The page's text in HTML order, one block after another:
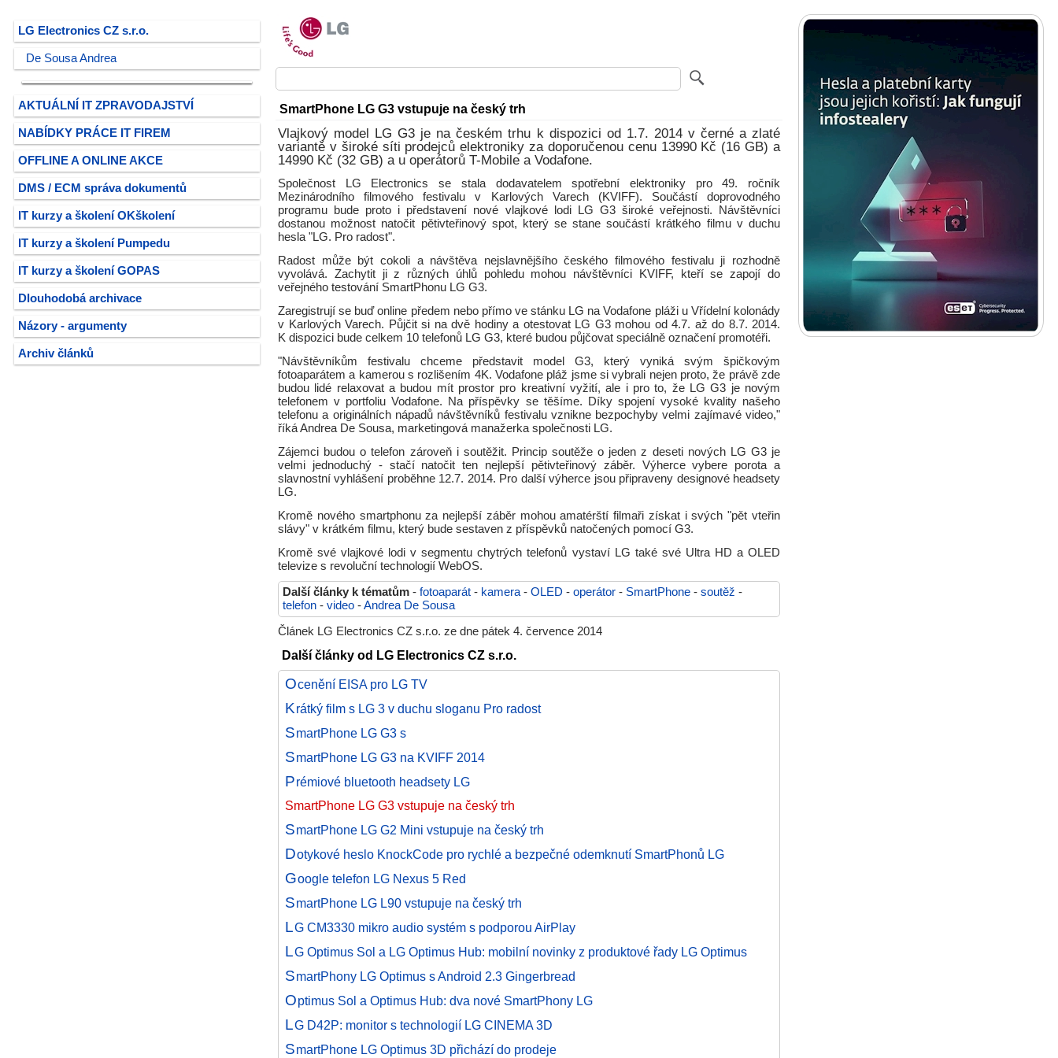
LG Electronics CZ s.r.o.
De Sousa Andrea
AKTUÁLNÍ IT ZPRAVODAJSTVÍ
NABÍDKY PRÁCE IT FIREM
OFFLINE A ONLINE AKCE
DMS / ECM správa dokumentů
IT kurzy a školení OKškolení
IT kurzy a školení Pumpedu
IT kurzy a školení GOPAS
Dlouhodobá archivace
Názory - argumenty
Archiv článků
SmartPhone LG G3 vstupuje na český trh
Vlajkový model LG G3 je na českém trhu k dispozici od 1.7. 2014 v černé a zlaté
variantě v široké síti prodejců elektroniky za doporučenou cenu 13990 Kč (16 GB) a
14990 Kč (32 GB) a u operátorů T-Mobile a Vodafone.
Společnost LG Electronics se stala dodavatelem spotřební elektroniky pro 49. ročník
Mezinárodního filmového festivalu v Karlových Varech (KVIFF). Součástí doprovodného
programu bude proto i představení nové vlajkové lodi LG G3 široké veřejnosti. Návštěvníci
dostanou možnost natočit pětivteřinový spot, který se stane součástí krátkého filmu v duchu
hesla "LG. Pro radost".
Radost může být cokoli a návštěva nejslavnějšího českého filmového festivalu ji rozhodně
vyvolává. Zachytit ji z různých úhlů pohledu mohou návštěvníci KVIFF, kteří se zapojí do
veřejného testování SmartPhonu LG G3.
Zaregistrují se buď online předem nebo přímo ve stánku LG na Vodafone pláži u Vřídelní kolonády
v Karlových Varech. Půjčit si na dvě hodiny a otestovat LG G3 mohou od 4.7. až do 8.7. 2014.
K dispozici bude celkem 10 telefonů LG G3, které budou půjčovat speciálně označení promotéři.
"Návštěvníkům festivalu chceme představit model G3, který vyniká svým špičkovým
fotoaparátem a kamerou s rozlišením 4K. Vodafone pláž jsme si vybrali nejen proto, že právě zde
budou lidé relaxovat a budou mít prostor pro kreativní vyžití, ale i pro to, že LG G3 je novým
telefonem v portfoliu Vodafone. Na příspěvky se těšíme. Díky spojení vysoké kvality našeho
telefonu a originálních nápadů návštěvníků festivalu vznikne bezpochyby velmi zajímavé video,"
říká Andrea De Sousa, marketingová manažerka společnosti LG.
Zájemci budou o telefon zároveň i soutěžit. Princip soutěže o jeden z deseti nových LG G3 je
velmi jednoduchý - stačí natočit ten nejlepší pětivteřinový záběr. Výherce vybere porota a
slavnostní vyhlášení proběhne 12.7. 2014. Pro další výherce jsou připraveny designové headsety
LG.
Kromě nového smartphonu za nejlepší záběr mohou amatérští filmaři získat i svých "pět vteřin
slávy" v krátkém filmu, který bude sestaven z příspěvků natočených pomocí G3.
Kromě své vlajkové lodi v segmentu chytrých telefonů vystaví LG také své Ultra HD a OLED
televize s revoluční technologií WebOS.
Další články k tématům - fotoaparát - kamera - OLED - operátor - SmartPhone - soutěž -
telefon - video -Andrea De Sousa
Článek LG Electronics CZ s.r.o. ze dne pátek 4. července 2014
Další články od LG Electronics CZ s.r.o.
Ocenění EISA pro LG TV
Krátký film s LG 3 v duchu sloganu Pro radost
SmartPhone LG G3 s
SmartPhone LG G3 na KVIFF 2014
Prémiové bluetooth headsety LG
SmartPhone LG G3 vstupuje na český trh
SmartPhone LG G2 Mini vstupuje na český trh
Dotykové heslo KnockCode pro rychlé a bezpečné odemknutí SmartPhonů LG
Google telefon LG Nexus 5 Red
SmartPhone LG L90 vstupuje na český trh
LG CM3330 mikro audio systém s podporou AirPlay
LG Optimus Sol a LG Optimus Hub: mobilní novinky z produktové řady LG Optimus
SmartPhony LG Optimus s Android 2.3 Gingerbread
Optimus Sol a Optimus Hub: dva nové SmartPhony LG
LG D42P: monitor s technologií LG CINEMA 3D
SmartPhone LG Optimus 3D přichází do prodeje